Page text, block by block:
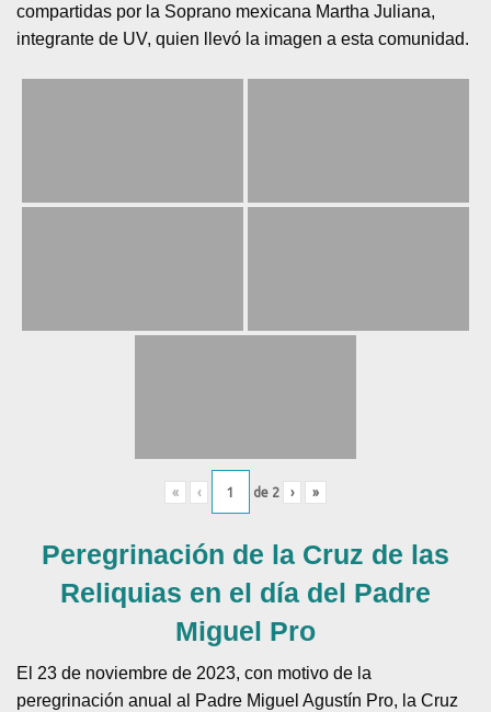
compartidas por la Soprano mexicana Martha Juliana,
integrante de UV, quien llevó la imagen a esta comunidad.
« ‹ de 2 › »
Peregrinación de la Cruz de las
Reliquias en el día del Padre
Miguel Pro
El 23 de noviembre de 2023, con motivo de la
peregrinación anual al Padre Miguel Agustín Pro, la Cruz